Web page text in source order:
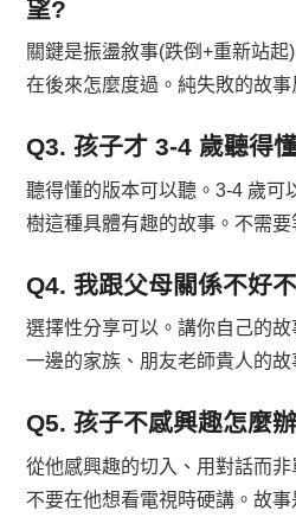
望?
關鍵是振盪敘事(跌倒+重新站
在後來怎麼度過。純失敗的故事
Q3. 孩子才 3-4 歲聽得
聽得懂的版本可以聽。3-4 歲可
樹這種具體有趣的故事。不需要
Q4. 我跟父母關係不好
選擇性分享可以。講你自己的
一邊的家族、朋友老師貴人的故
Q5. 孩子不感興趣怎麼
從他感興趣的切入、用對話而非
不要在他想看電視時硬講。故事